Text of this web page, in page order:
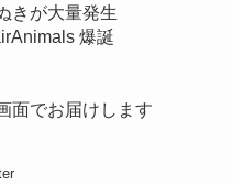
きが大量発生
爆誕
面でお届けします